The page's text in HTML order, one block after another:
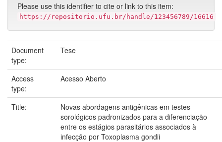
Please use this identifier to cite or link to this item:
https://repositorio.ufu.br/handle/123456789/16616
Document
type:
Tese
Access
type:
Acesso Aberto
Title:
Novas abordagens antigênicas em testes
sorológicos padronizados para a diferenciação
entre os estágios parasitários associados à
infecção por Toxoplasma gondii